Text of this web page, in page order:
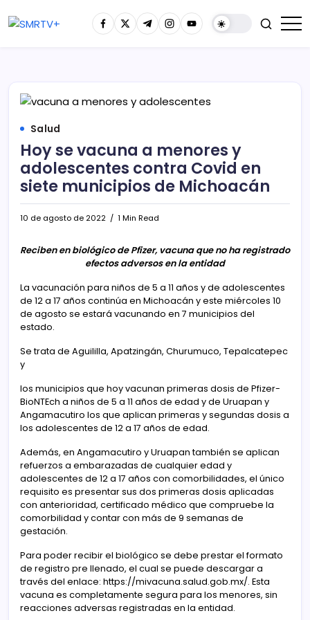
Salud
Hoy se vacuna a menores y
adolescentes contra Covid en
siete municipios de Michoacán
10 de agosto de 2022 1 Min Read
Reciben en biológico de Pfizer, vacuna que no ha registrado
efectos adversos en la entidad
La vacunación para niños de 5 a 11 años y de adolescentes
de 12 a 17 años continúa en Michoacán y este miércoles 10
de agosto se estará vacunando en 7 municipios del
estado.
Se trata de Aguililla, Apatzingán, Churumuco, Tepalcatepec
y
los municipios que hoy vacunan primeras dosis de Pfizer-
BioNTEch a niños de 5 a 11 años de edad y de Uruapan y
Angamacutiro los que aplican primeras y segundas dosis a
los adolescentes de 12 a 17 años de edad.
Además, en Angamacutiro y Uruapan también se aplican
refuerzos a embarazadas de cualquier edad y
adolescentes de 12 a 17 años con comorbilidades, el único
requisito es presentar sus dos primeras dosis aplicadas
con anterioridad, certificado médico que compruebe la
comorbilidad y contar con más de 9 semanas de
gestación.
Para poder recibir el biológico se debe prestar el formato
de registro pre llenado, el cual se puede descargar a
través del enlace: https://mivacuna.salud.gob.mx/. Esta
vacuna es completamente segura para los menores, sin
reacciones adversas registradas en la entidad.